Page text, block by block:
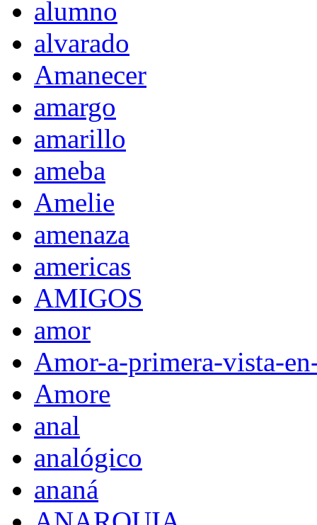
alumno
alvarado
Amanecer
amargo
amarillo
ameba
Amelie
amenaza
americas
AMIGOS
amor
Amor-a-primera-vista-
Amore
anal
analógico
ananá